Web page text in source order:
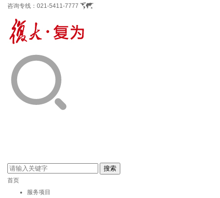
咨询专线： 021-5411-7777
首页
服务项目